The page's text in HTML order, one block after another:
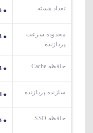
تعداد هسته 5 هسته و 6 رشته
محدوده سرعت
پردازنده
3.3 تا 4.5 گیگاهرتز
حافظه Cache L3: 10 MB
سازنده پردازنده Intel
حافظه SSD 256 گیگابایت